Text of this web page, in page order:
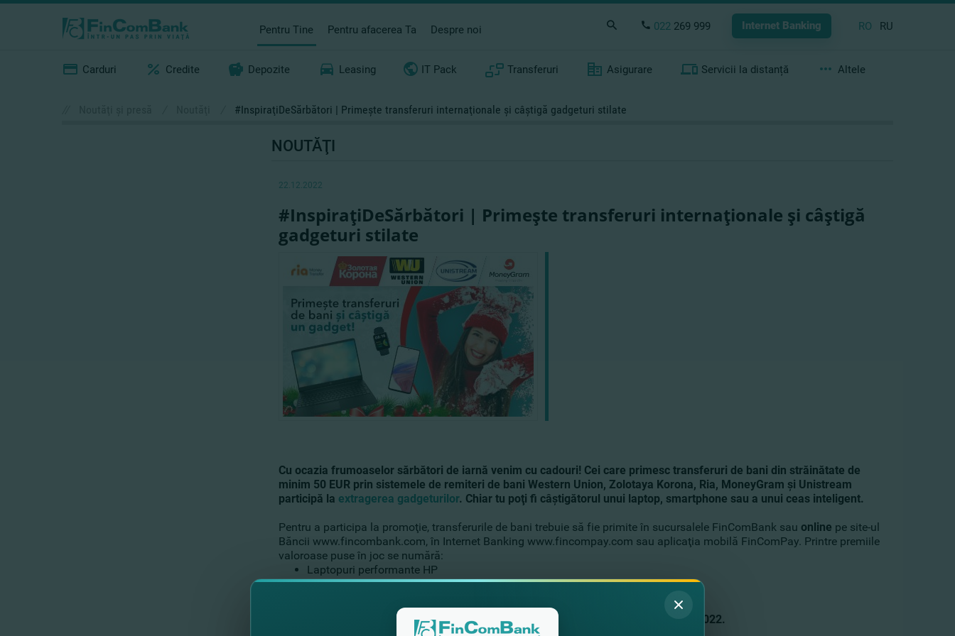
Pentru Tine Pentru afacerea Ta Despre noi 022 269 999 Internet Banking RO RU
Carduri Credite Depozite Leasing IT Pack Transferuri Asigurare Servicii la distanță Altele
#InspiraţiDeSărbători | Primeşte transferuri internaţionale şi câştigă gadgeturi stilate
NOUTĂŢI
22.12.2022
#InspiraţiDeSărbători | Primeşte transferuri internaţionale şi câştigă
gadgeturi stilate
Cu ocazia frumoaselor sărbători de iarnă venim cu cadouri! Cei care primesc transferuri de bani din străinătate de
minim 50 EUR prin sistemele de remiteri de bani Western Union, Zolotaya Korona, Ria, MoneyGram şi Unistream
participă la extragerea gadgeturilor. Chiar tu poţi fi câştigătorul unui laptop, smartphone sau a unui ceas inteligent.
Pentru a participa la promoţie, transferurile de bani trebuie să fie primite în sucursalele FinComBank sau online pe site-ul
Băncii www.fincombank.com, în Internet Banking www.fincompay.com sau aplicaţia mobilă FinComPay. Printre premiile
valoroase puse în joc se numără:
Laptopuri performante HP
Smartphone-uri Samsung
Promoţie este valabilă până la finalul acestui an, şi anume
până pe 31 decembrie 2022.